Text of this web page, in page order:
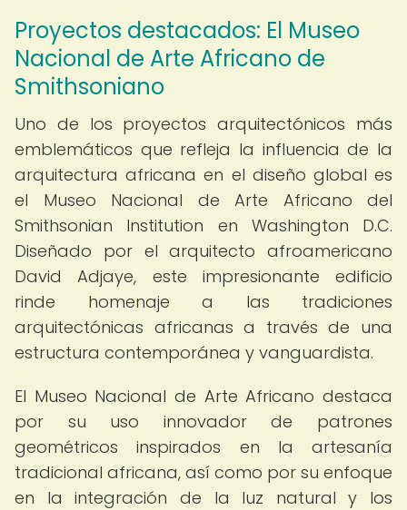
Proyectos destacados: El Museo
Nacional de Arte Africano de
Smithsoniano
Uno de los proyectos arquitectónicos más
emblemáticos que refleja la influencia de la
arquitectura africana en el diseño global es
el Museo Nacional de Arte Africano del
Smithsonian Institution en Washington D.C.
Diseñado por el arquitecto afroamericano
David Adjaye, este impresionante edificio
rinde homenaje a las tradiciones
arquitectónicas africanas a través de una
estructura contemporánea y vanguardista.
El Museo Nacional de Arte Africano destaca
por su uso innovador de patrones
geométricos inspirados en la artesanía
tradicional africana, así como por su enfoque
en la integración de la luz natural y los